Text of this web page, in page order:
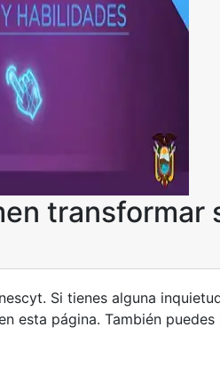
transformar
Si tienes alguna
esta página. También